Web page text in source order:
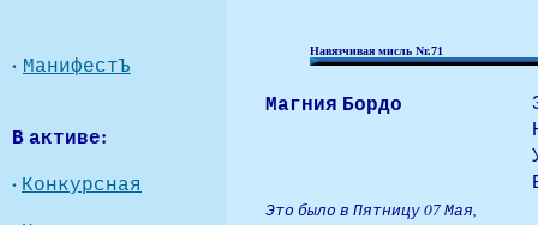
· МанифестЪ
В активе:
· Конкурсная
Навязчивая мисль Nr.71
Магния Бордо
Это было в Пятницу 07 Мая,